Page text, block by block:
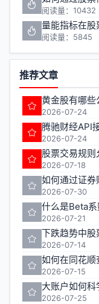
阅读量：10432
量能指标在
阅读量：5845
推荐文章
黄金股有哪些
2026-07-24
腾驰财经API
2026-07-24
股票交易规
2026-07-18
如何通过证券
2026-07-30
什么是Beta系
2026-07-21
下跌趋势中股
2026-07-14
如何在同花顺
2026-07-15
大账户如何
2026-07-25